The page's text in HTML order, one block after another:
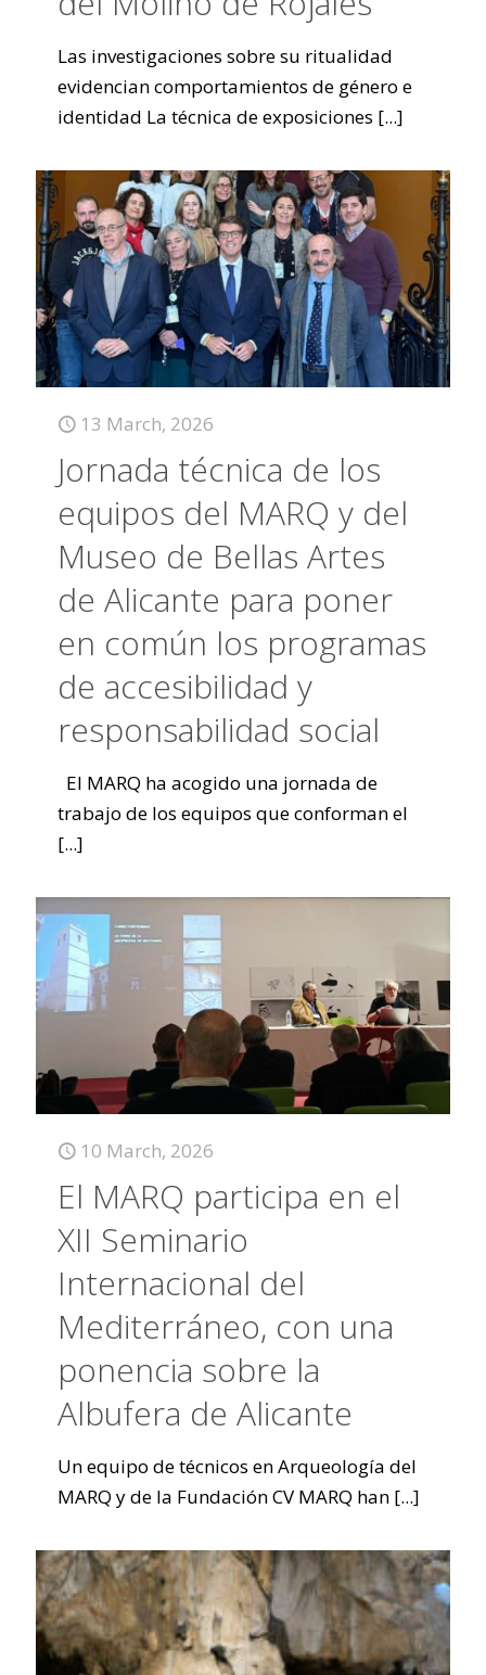
Las investigaciones sobre su ritualidad
evidencian comportamientos de género e
identidad La técnica de exposiciones [...]
13 March, 2026
Jornada técnica de los
equipos del MARQ y del
Museo de Bellas Artes
de Alicante para poner
en común los programas
de accesibilidad y
responsabilidad social
El MARQ ha acogido una jornada de
trabajo de los equipos que conforman el
[...]
10 March, 2026
El MARQ participa en el
XII Seminario
Internacional del
Mediterráneo, con una
ponencia sobre la
Albufera de Alicante
Un equipo de técnicos en Arqueología del
MARQ y de la Fundación CV MARQ han [...]